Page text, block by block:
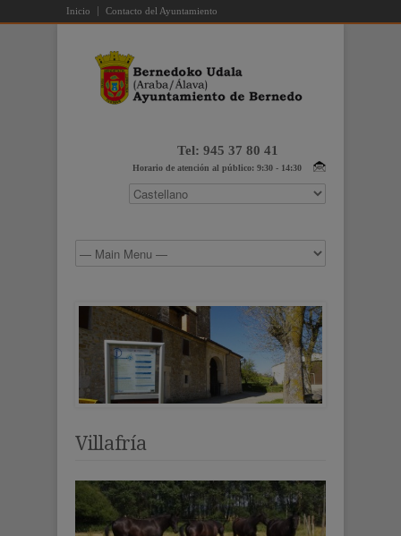
Inicio Contacto del Ayuntamiento
Tel: 945 37 80 41
Horario de atención al público: 9:30 - 14:30
Villafría